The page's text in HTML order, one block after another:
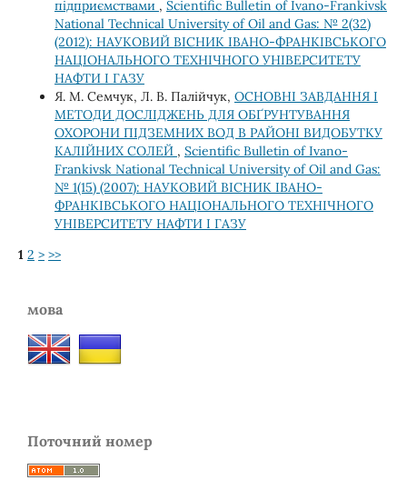
підприємствами , Scientific Bulletin of Ivano-Frankivsk
National Technical University of Oil and Gas: № 2(32)
(2012): НАУКОВИЙ ВІСНИК ІВАНО-ФРАНКІВСЬКОГО
НАЦІОНАЛЬНОГО ТЕХНІЧНОГО УНІВЕРСИТЕТУ
НАФТИ І ГАЗУ
Я. М. Семчук, Л. В. Палійчук, ОСНОВНІ ЗАВДАННЯ І
МЕТОДИ ДОСЛІДЖЕНЬ ДЛЯ ОБҐРУНТУВАННЯ
ОХОРОНИ ПІДЗЕМНИХ ВОД В РАЙОНІ ВИДОБУТКУ
КАЛІЙНИХ СОЛЕЙ , Scientific Bulletin of Ivano-
Frankivsk National Technical University of Oil and Gas:
№ 1(15) (2007): НАУКОВИЙ ВІСНИК ІВАНО-
ФРАНКІВСЬКОГО НАЦІОНАЛЬНОГО ТЕХНІЧНОГО
УНІВЕРСИТЕТУ НАФТИ І ГАЗУ
1 2 > >>
мова
Поточний номер